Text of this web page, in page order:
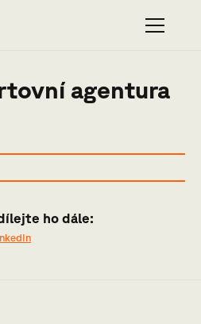
agentura
ho dále: